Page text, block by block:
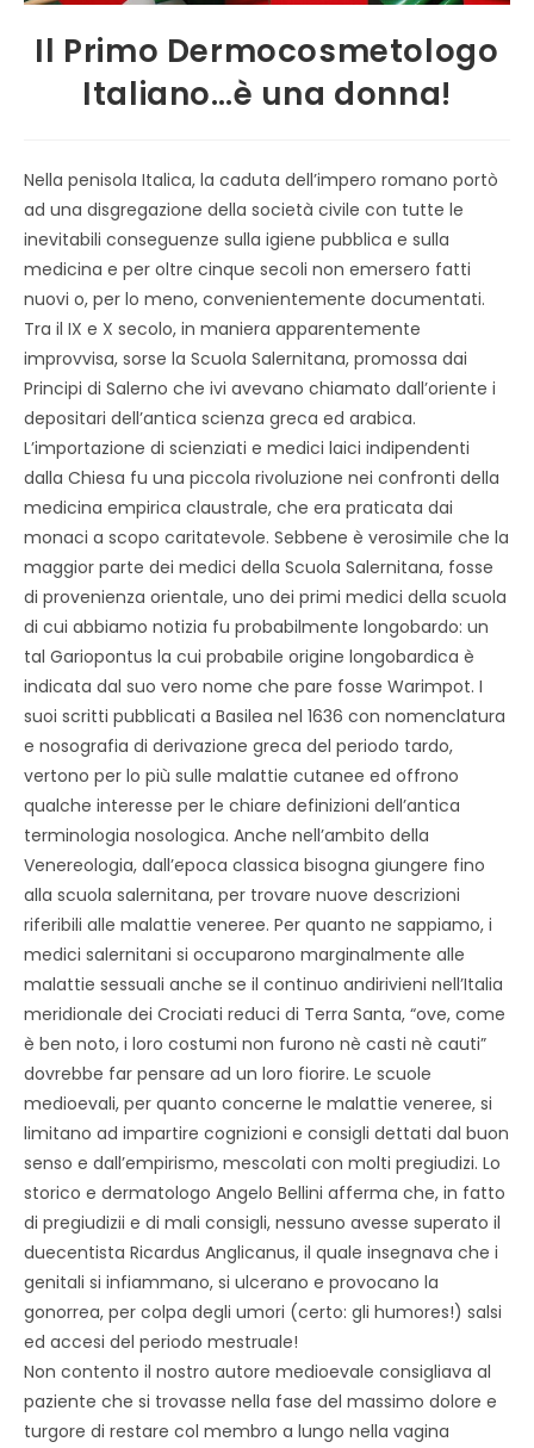
Il Primo Dermocosmetologo
Italiano…è una donna!
Nella penisola Italica, la caduta dell’impero romano portò
ad una disgregazione della società civile con tutte le
inevitabili conseguenze sulla igiene pubblica e sulla
medicina e per oltre cinque secoli non emersero fatti
nuovi o, per lo meno, convenientemente documentati.
Tra il IX e X secolo, in maniera apparentemente
improvvisa, sorse la Scuola Salernitana, promossa dai
Principi di Salerno che ivi avevano chiamato dall’oriente i
depositari dell’antica scienza greca ed arabica.
L’importazione di scienziati e medici laici indipendenti
dalla Chiesa fu una piccola rivoluzione nei confronti della
medicina empirica claustrale, che era praticata dai
monaci a scopo caritatevole. Sebbene è verosimile che la
maggior parte dei medici della Scuola Salernitana, fosse
di provenienza orientale, uno dei primi medici della scuola
di cui abbiamo notizia fu probabilmente longobardo: un
tal Gariopontus la cui probabile origine longobardica è
indicata dal suo vero nome che pare fosse Warimpot. I
suoi scritti pubblicati a Basilea nel 1636 con nomenclatura
e nosografia di derivazione greca del periodo tardo,
vertono per lo più sulle malattie cutanee ed offrono
qualche interesse per le chiare definizioni dell’antica
terminologia nosologica. Anche nell’ambito della
Venereologia, dall’epoca classica bisogna giungere fino
alla scuola salernitana, per trovare nuove descrizioni
riferibili alle malattie veneree. Per quanto ne sappiamo, i
medici salernitani si occuparono marginalmente alle
malattie sessuali anche se il continuo andirivieni nell’Italia
meridionale dei Crociati reduci di Terra Santa, “ove, come
è ben noto, i loro costumi non furono nè casti nè cauti”
dovrebbe far pensare ad un loro fiorire. Le scuole
medioevali, per quanto concerne le malattie veneree, si
limitano ad impartire cognizioni e consigli dettati dal buon
senso e dall’empirismo, mescolati con molti pregiudizi. Lo
storico e dermatologo Angelo Bellini afferma che, in fatto
di pregiudizii e di mali consigli, nessuno avesse superato il
duecentista Ricardus Anglicanus, il quale insegnava che i
genitali si infiammano, si ulcerano e provocano la
gonorrea, per colpa degli umori (certo: gli humores!) salsi
ed accesi del periodo mestruale!
Non contento il nostro autore medioevale consigliava al
paziente che si trovasse nella fase del massimo dolore e
turgore di restare col membro a lungo nella vagina